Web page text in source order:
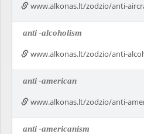
www.alkonas.lt/zodzio/anti-
anti-alcoholism
www.alkonas.lt/zodzio/anti-
anti-american
www.alkonas.lt/zodzio/anti-
anti-americanism